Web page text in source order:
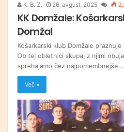
K. B. Z. 26. avgust, 2025
KK Domžale:
Domžal
Košarkarski klub Domžale
Ob tej obletnici skupaj z njimi
sprehajamo čez najpomembnejše…
Več »